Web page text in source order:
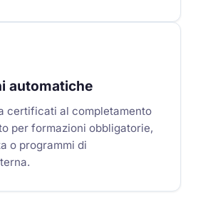
automatiche
certificati al completamento
per formazioni obbligatorie,
o programmi di